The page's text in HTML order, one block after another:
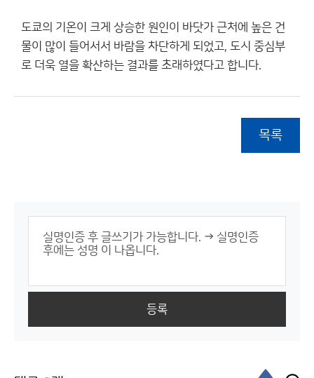
도쿄의 기온이 크게 상승한 원인이 바닷가 근처에 높은 건
물이 많이 들어서서 바람을 차단하게 되었고, 도시 중심부
로 더욱 열을 확산하는 결과를 초래하였다고 합니다.
목록
등록